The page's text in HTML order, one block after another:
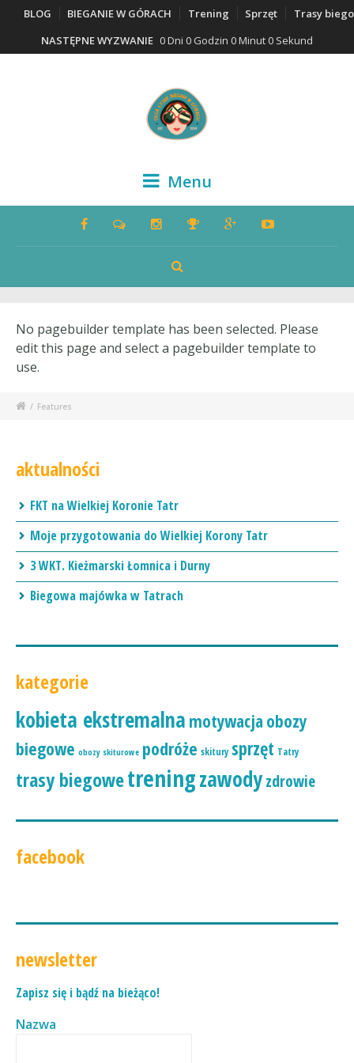
BLOG BIEGANIE W GÓRACH Trening Sprzęt
Trasy
NASTĘPNE WYZWANIE 0 Dni 0 Godzin 0 Minut 0 Sekund
Menu
No pagebuilder template has been selected. Please
edit this page and select a pagebuilder template to
use.
/ Features
aktualności
FKT na Wielkiej Koronie Tatr
Moje przygotowania do Wielkiej Korony Tatr
3 WKT. Kieżmarski Łomnica i Durny
Biegowa majówka w Tatrach
kategorie
kobieta ekstremalna motywacja obozy
biegowe obozy skiturowe podróże skitury sprzęt Tatry
trasy biegowetreningzawodyzdrowie
facebook
newsletter
Zapisz się i bądź na bieżąco!
Nazwa